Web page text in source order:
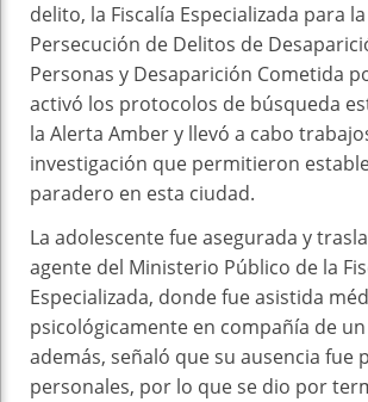
delito, la Fiscalía Especializada para
Persecución de Delitos de
Personas y Desaparición Cometida
activó los protocolos de búsqueda
la Alerta Amber y llevó a cabo
investigación que permitieron
paradero en esta ciudad.
La adolescente fue asegurada y
agente del Ministerio Público de la
Especializada, donde fue asistida
psicológicamente en compañía de
además, señaló que su ausencia fue
personales, por lo que se dio por